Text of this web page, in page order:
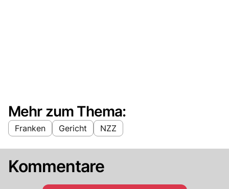
Mehr zum Thema:
Franken Gericht NZZ
Kommentare